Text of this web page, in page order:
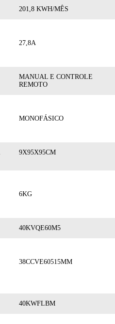
201,8 KWH/MÊS
27,8A
MANUAL E CONTROLE
REMOTO
MONOFÁSICO
9X95X95CM
6KG
40KVQE60M5
38CCVE60515MM
40KWFLBM